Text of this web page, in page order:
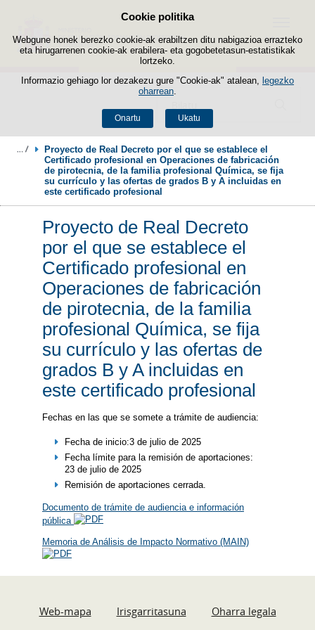
Cookie politika
Webgune honek berezko cookie-ak erabiltzen ditu nabigazioa errazteko
eta hirugarrenen cookie-ak erabilera- eta gogobetetasun-estatistikak
lortzeko.
Informazio gehiago lor dezakezu gure "Cookie-ak" atalean, legezko
oharrean
Onartu Ukatu
Edukira salto egin
Menua
Proyecto de Real Decreto por el que se establece el
Certificado profesional en Operaciones de fabricación
de pirotecnia, de la familia profesional Química, se fija
su currículo y las ofertas de grados B y A incluidas en
este certificado profesional
Proyecto de Real Decreto
por el que se establece el
Certificado profesional en
Operaciones de fabricación
de pirotecnia, de la familia
profesional Química, se fija
su currículo y las ofertas de
grados B y A incluidas en
este certificado profesional
Fechas en las que se somete a trámite de audiencia:
Fecha de inicio:3 de julio de 2025
Fecha límite para la remisión de aportaciones:
23 de julio de 2025
Remisión de aportaciones cerrada.
Documento de trámite de audiencia e información
pública
Memoria de Análisis de Impacto Normativo (MAIN)
Web-mapa Irisgarritasuna Oharra legala